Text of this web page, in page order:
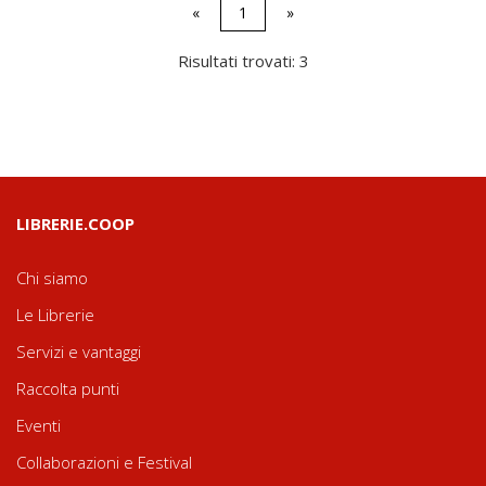
« 1 »
Risultati trovati: 3
LIBRERIE.COOP
Chi siamo
Le Librerie
Servizi e vantaggi
Raccolta punti
Eventi
Collaborazioni e Festival